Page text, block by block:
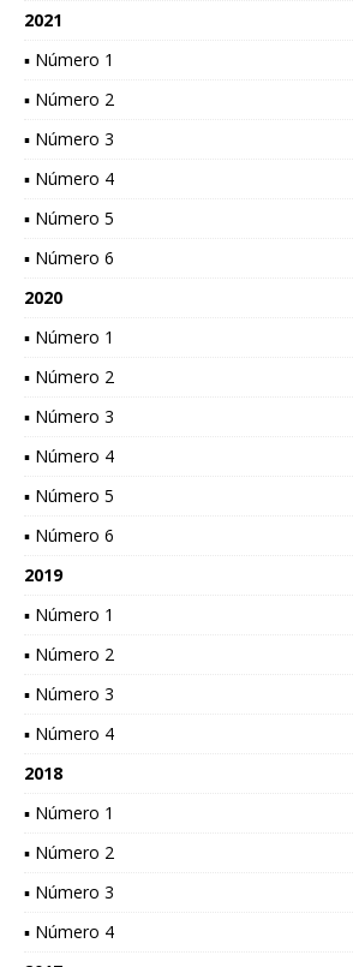
2021
▪ Número 1
▪ Número 2
▪ Número 3
▪ Número 4
▪ Número 5
▪ Número 6
2020
▪ Número 1
▪ Número 2
▪ Número 3
▪ Número 4
▪ Número 5
▪ Número 6
2019
▪ Número 1
▪ Número 2
▪ Número 3
▪ Número 4
2018
▪ Número 1
▪ Número 2
▪ Número 3
▪ Número 4